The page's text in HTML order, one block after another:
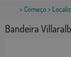
> Começo >
Bandeira